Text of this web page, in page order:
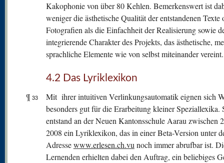
Kakophonie von über 80 Kehlen. Bemerkenswert ist
weniger die ästhetische Qualität der entstandenen Texte
Fotografien als die Einfachheit der Realisierung sowie
integrierende Charakter des Projekts, das ästhetische,
sprachliche Elemente wie von selbst miteinander vereint.
4.2 Das Lyriklexikon
¶ 33
Mit ihrer intuitiven Verlinkungsautomatik eignen sich
besonders gut für die Erarbeitung kleiner Speziallexika.
entstand an der Neuen Kantonsschule Aarau zwischen
2008 ein Lyriklexikon, das in einer Beta-Version unter
Adressewww.erlesen.ch.vu noch immer abrufbar ist.
Lernenden erhielten dabei den Auftrag, ein beliebiges